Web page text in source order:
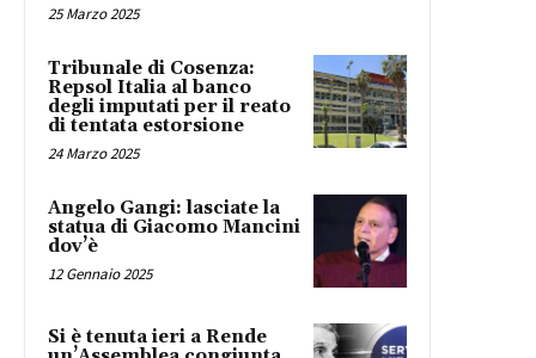
25 Marzo 2025
Tribunale di Cosenza:
Repsol Italia al banco
degli imputati per il reato
di tentata estorsione
24 Marzo 2025
Angelo Gangi: lasciate la
statua di Giacomo Mancini
dov’è
12 Gennaio 2025
Si è tenuta ieri a Rende